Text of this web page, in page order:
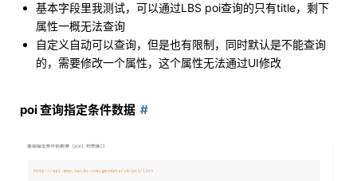
基本字段里我测试，可以通过LBS poi查询的只有title，剩下
属性一概无法查询
自定义自动可以查询，但是也有限制，同时默认是不能查询
的，需要修改一个属性，这个属性无法通过UI修改
poi 查询指定条件数据